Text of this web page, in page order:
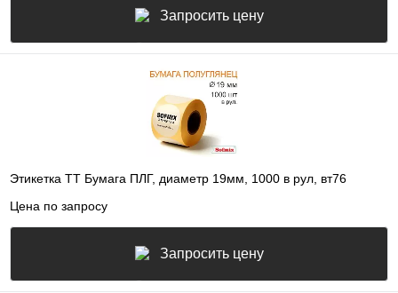
Запросить цену
Этикетка ТТ Бумага ПЛГ, диаметр 19мм, 1000 в рул, вт76
Цена по запросу
Запросить цену